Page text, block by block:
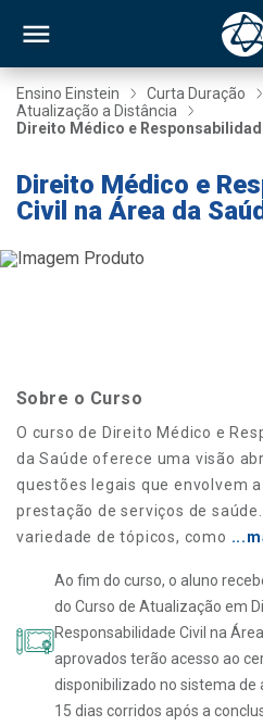
Ensino Einstein Curta Duração
Atualização a Distância
Direito Médico e
Direito Médico e
Civil na Área da
Sobre o Curso
O curso de Direito Médico e
da Saúde oferece uma visão
questões legais que envolvem
prestação de serviços de
variedade de tópicos, como
Ao fim do curso, o aluno
do Curso de Atualização em
Responsabilidade Civil na
aprovados terão acesso ao
disponibilizado no sistema
15 dias corridos após a